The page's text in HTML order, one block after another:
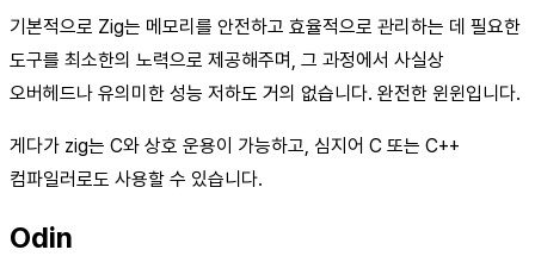
기본적으로 Zig는 메모리를 안전하고 효율적으로 관리하는 데 필요한
도구를 최소한의 노력으로 제공해주며, 그 과정에서 사실상
오버헤드나 유의미한 성능 저하도 거의 없습니다. 완전한 윈윈입니다.
게다가 zig는 C와 상호 운용이 가능하고, 심지어 C 또는 C++
컴파일러로도 사용할 수 있습니다.
Odin